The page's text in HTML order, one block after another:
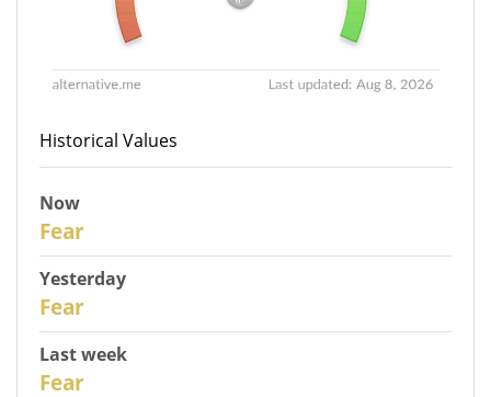
Historical Values
Now
Fear
Yesterday
Fear
Last week
Fear